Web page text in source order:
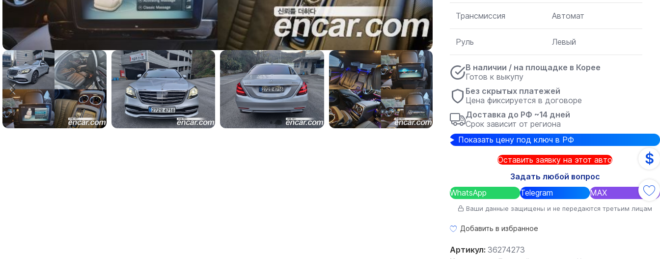
Трансмиссия Автомат
Руль Левый
В наличии / на площадке в Корее
Готов к выкупу
Без скрытых платежей
Цена фиксируется в договоре
Доставка до РФ ~14 дней
Срок зависит от региона
Показать цену под ключ в РФ
Оставить заявку на этот авто
Задать любой вопрос
WhatsApp
Telegram MAX
Ваши данные защищены и не передаются третьим лицам
Добавить в избранное
Артикул: 36274273
$